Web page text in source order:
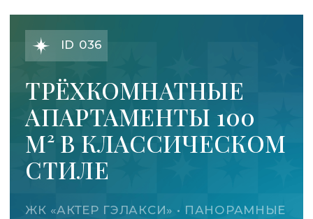
ТРЁХКОМНАТНЫЕ
АПАРТАМЕНТЫ 100
М² В КЛАССИЧЕСКОМ
СТИЛЕ
ЖК «АКТЕР ГЭЛАКСИ» • ПАНОРАМНЫЕ
ОКНА • ВИД НА МОРЕ • 100 М ДО
ПЛЯЖА